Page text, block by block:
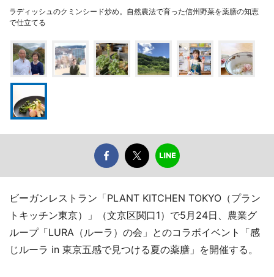
ラディッシュのクミンシード炒め。自然農法で育った信州野菜を薬膳の知恵
で仕立てる
ビーガンレストラン「PLANT KITCHEN TOKYO（プラン
トキッチン東京）」（文京区関口1）で5月24日、農業グ
ループ「LURA（ルーラ）の会」とのコラボイベント「感
じルーラ in 東京五感で見つける夏の薬膳」を開催する。